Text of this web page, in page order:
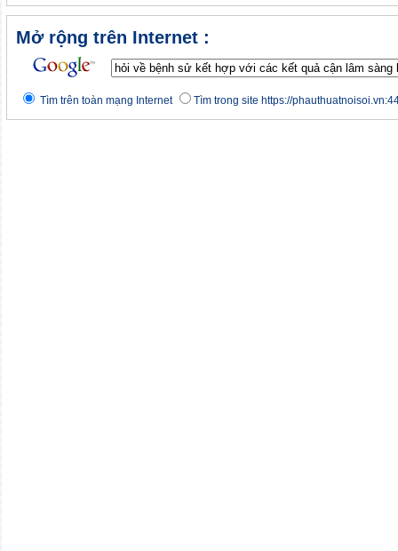
Mở rộng trên Internet :
Tìm trên toàn mạng Internet Tìm trong site https://